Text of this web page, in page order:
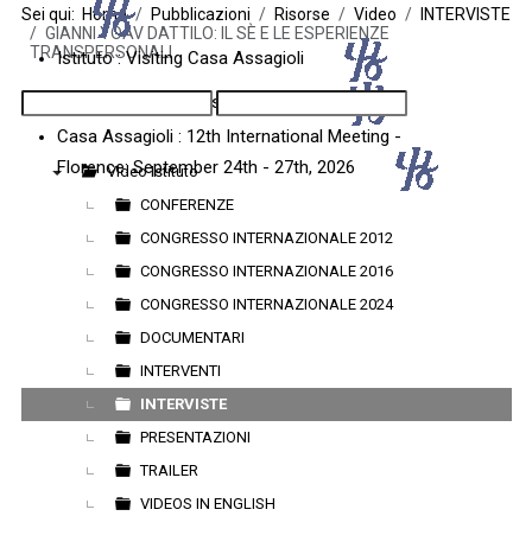
Istituto : Visiting Casa Assagioli
Istituto : Visitare Casa Assagioli
Casa Assagioli : 12th International Meeting -
Florence: September 24th - 27th, 2026
Sei qui: Home Pubblicazioni Risorse Video
INTERVISTE
GIANNI YOAV DATTILO: IL SÈ E LE ESPERIENZE
TRANSPERSONALI
Video Istituto
CONFERENZE
CONGRESSO INTERNAZIONALE 2012
CONGRESSO INTERNAZIONALE 2016
CONGRESSO INTERNAZIONALE 2024
DOCUMENTARI
INTERVENTI
INTERVISTE
PRESENTAZIONI
TRAILER
VIDEOS IN ENGLISH